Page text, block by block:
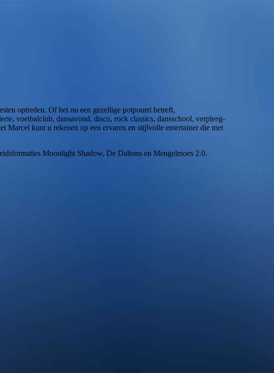
optreden. Of het nu een gezellige potpourri betreft,
voetbalclub, dansavond, disco, rock classics, dansschool, verpleeg-
Marcel kunt u rekenen op een ervaren en stijlvolle entertainer die met
Moonlight Shadow, De Daltons en Mengelmoes 2.0.